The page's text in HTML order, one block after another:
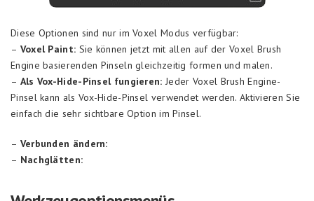
Diese Optionen sind nur im Voxel Modus verfügbar:
– Voxel Paint: Sie können jetzt mit allen auf der Voxel Brush
Engine basierenden Pinseln gleichzeitig formen und malen.
– Als Vox-Hide-Pinsel fungieren: Jeder Voxel Brush Engine-
Pinsel kann als Vox-Hide-Pinsel verwendet werden. Aktivieren Sie
einfach die sehr sichtbare Option im Pinsel.
– Verbunden ändern:
– Nachglätten: